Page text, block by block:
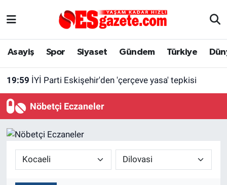
Asayiş Spor Siyaset Gündem Türkiye
19:59 İYİ Parti Eskişehir'den 'çerçeve yasa' tepkisi
Nöbetçi Eczaneler
Asayiş
Türkiye
Dünya
Yaşam
Eskişehir Arşivi
Röportaj
Eskişehir Nöbetçi Eczaneler
Tüm Manşetler
Son Dakika Haberleri